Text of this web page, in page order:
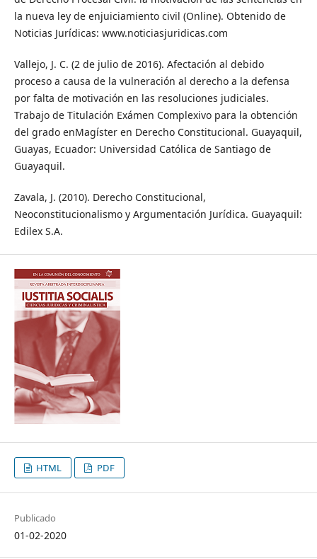
la nueva ley de enjuiciamiento civil (Online). Obtenido de
Noticias Jurídicas: www.noticiasjuridicas.com
Vallejo, J. C. (2 de julio de 2016). Afectación al debido
proceso a causa de la vulneración al derecho a la defensa
por falta de motivación en las resoluciones judiciales.
Trabajo de Titulación Exámen Complexivo para la obtención
del grado enMagíster en Derecho Constitucional. Guayaquil,
Guayas, Ecuador: Universidad Católica de Santiago de
Guayaquil.
Zavala, J. (2010). Derecho Constitucional,
Neoconstitucionalismo y Argumentación Jurídica. Guayaquil:
Edilex S.A.
HTML PDF
Publicado
01-02-2020